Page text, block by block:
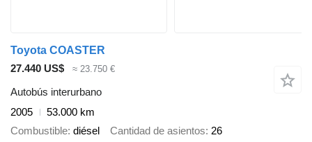
Toyota COASTER
27.440 US$
≈ 23.750 €
Autobús interurbano
2005
53.000 km
Combustible diésel Cantidad de asientos 26